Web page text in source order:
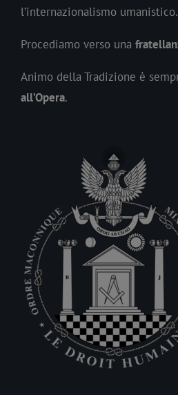
l’internazionalismo umanistico.
Procediamo verso una
Animo della Tradizione è
all’Opera.